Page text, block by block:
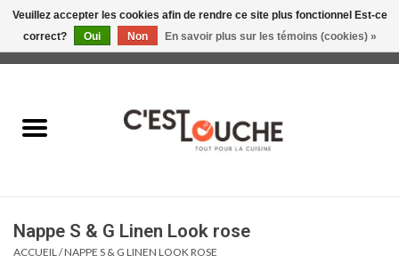
Table & Présentation
Boire
Nappe S & G Linen Look rose
ACCUEIL /NAPPE S & G LINEN LOOK ROSE
Veuillez accepter les cookies afin de rendre ce site plus fonctionnel Est-ce
correct?
Oui Non En savoir plus sur les témoins (cookies) »